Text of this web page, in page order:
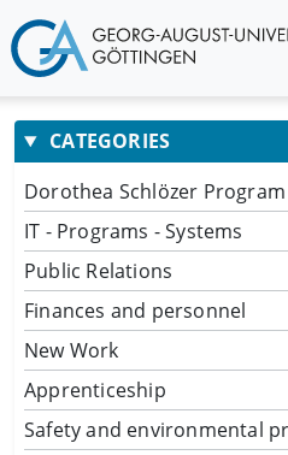
CATEGORIES
Dorothea Schlözer Program
IT - Programs - Systems
Public Relations
Finances and personnel
New Work
Apprenticeship
Safety and environmental